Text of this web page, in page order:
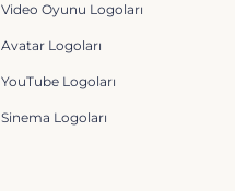
Video Oyunu Logoları
Avatar Logoları
YouTube Logoları
Sinema Logoları